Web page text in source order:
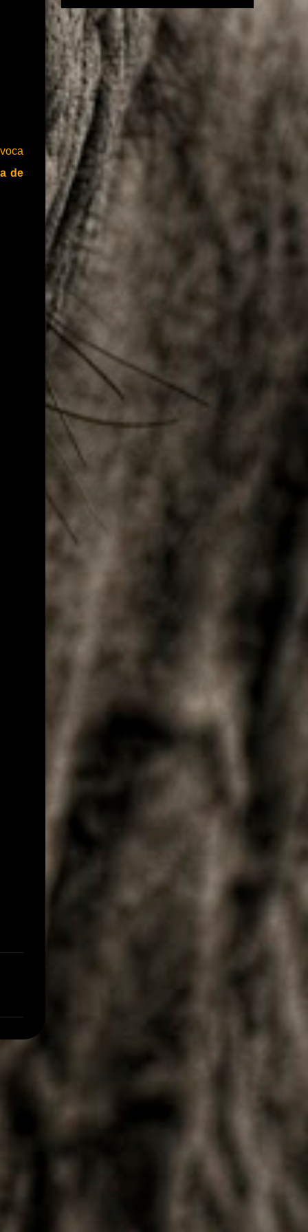
de
(geralmente via Pix) é feito, a página
desaparece ou trava em uma tela de
"pendênci...
compromisso para a implantação de novos
sistemas de dessalinização nos estados de
Alagoas, Bahia, Ceará, Minas Gerais,
Paraíba, Piauí e Sergipe. Um investimento de
R$ 75,6 milhões, com recursos do Novo
Programa de Aceleração de Crescimento,
Novo PAC. A iniciativa faz parte do
Programa Água Doce, do Governo Federal,
que tem como objetivo instalar sistemas de
dessalinização em regiões com escassez
hídrica. Até o momento, o programa já
beneficiou mais de 262 mil pessoas em todo
o semiárido, com a implantação de 1.053
sistemas. “Hoje programa completou 20
anos, começou no governo do presidente
Lula em 2024, e sobre a orientação dele e do
ministro Waldez Góes, do Ministério da
ele foi reincluído no novo PAC que...